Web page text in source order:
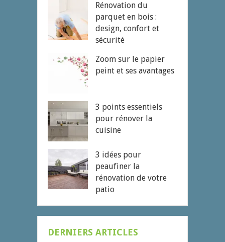
Rénovation du
parquet en bois :
design, confort et
sécurité
Zoom sur le papier
peint et ses avantages
3 points essentiels
pour rénover la
cuisine
3 idées pour
peaufiner la
rénovation de votre
patio
DERNIERS ARTICLES